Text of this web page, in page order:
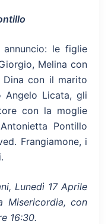
le figlie
Melina con
con il marito
Angelo Licata, gli
con la moglie
Pontillo
Frangiamone, i
Lunedì 17 Aprile
Misericordia, con
16:30.